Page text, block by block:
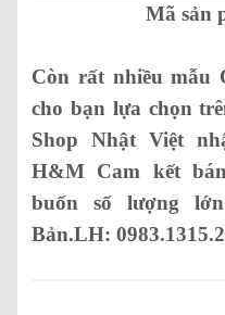
Mã sản
Còn rất nhiều mẫu
cho bạn lựa chọn
Shop Nhật Việt
H&M Cam kết
buốn số lượng
Bản.LH: